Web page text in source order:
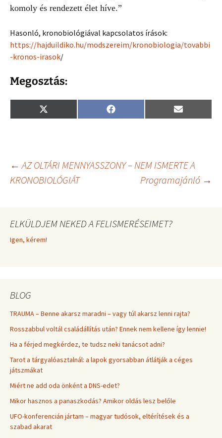
komoly és rendezett élet híve.”
Hasonló, kronobiológiával kapcsolatos írások:
https://hajduildiko.hu/modszereim/kronobiologia/tovabbi
-kronos-irasok/
Megosztás:
Share
on
X
(
t
e
r
)
Share
on
F
a
o
k
Share
on
E
m
Bejegyzés
← AZ OLTÁRI MENNYASSZONY – NEM ISMERTE A
KRONOBIOLÓGIÁT
Programajánló →
ELKÜLDJEM NEKED A FELISMERÉSEIMET?
Igen, kérem!
BLOG
TRAUMA – Benne akarsz maradni – vagy túl akarsz lenni rajta?
Rosszabbul voltál családállítás után? Ennek nem kellene így lennie!
Ha a férjed megkérdez, te tudsz neki tanácsot adni?
Tarot a tárgyalóasztalnál: a lapok gyorsabban átlátják a céges
játszmákat
Miért ne add oda önként a DNS-edet?
Mikor hasznos a panaszkodás? Amikor oldás lesz belőle
UFO-konferencián jártam – magyar tudósok, eltérítések és a
szabad akarat